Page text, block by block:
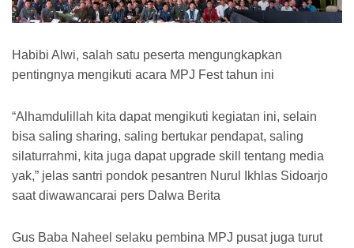
Habibi Alwi, salah satu peserta mengungkapkan
pentingnya mengikuti acara MPJ Fest tahun ini
“Alhamdulillah kita dapat mengikuti kegiatan ini, selain
bisa saling sharing, saling bertukar pendapat, saling
silaturrahmi, kita juga dapat upgrade skill tentang media
yak,” jelas santri pondok pesantren Nurul Ikhlas Sidoarjo
saat diwawancarai pers Dalwa Berita
Gus Baba Naheel selaku pembina MPJ pusat juga turut